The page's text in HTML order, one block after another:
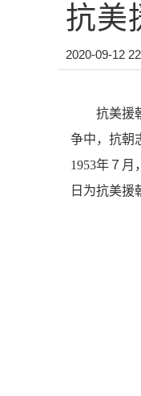
抗美
2020-09-12
抗美援
争中，抗朝
1953年７月
日为抗美援